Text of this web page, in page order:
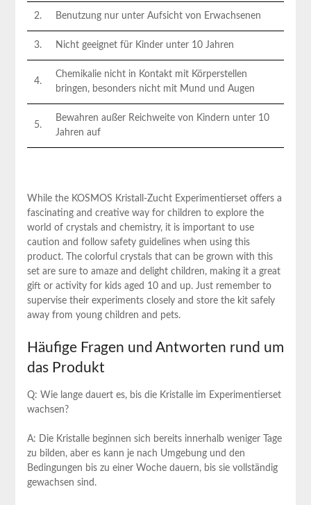
2. Benutzung nur unter Aufsicht von Erwachsenen
3. Nicht geeignet für Kinder unter 10 Jahren
4.
Chemikalie nicht in Kontakt ⁤mit Körperstellen
‍bringen, besonders ‌nicht ‌mit Mund und Augen
5.
Bewahren außer Reichweite von Kindern unter 10
Jahren auf
While the ⁤KOSMOS Kristall-Zucht Experimentierset offers ⁢a
fascinating and ‌creative way for children​ to explore⁤ the
world of crystals and chemistry, it ‌is important to use
caution and follow safety guidelines when⁢ using this
product. The colorful crystals that can​ be grown with this
set ​are sure to amaze and delight children, ⁤making ⁤it a great
gift or activity for kids aged 10 and up. Just remember to
supervise their experiments closely and store ⁣the​ kit safely
away ‌from young children and⁢ pets. ⁤
Häufige Fragen und Antworten rund um
das Produkt
Q: Wie lange ⁢dauert es, bis die Kristalle im Experimentierset
wachsen?
A: Die Kristalle⁢ beginnen sich‌ bereits innerhalb weniger Tage
zu‍ bilden, ​aber es kann je nach ‍Umgebung und den
⁤Bedingungen bis zu einer Woche dauern, bis sie vollständig
gewachsen sind.